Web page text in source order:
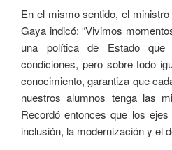
En el mismo sentido, el
Gaya indicó: “Vivimos
una política de Estado
condiciones, pero sobre todo
conocimiento, garantiza que
nuestros alumnos tenga las
Recordó entonces que los
inclusión, la modernización y el